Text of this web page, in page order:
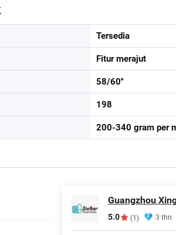
Tersedia
Fitur merajut
58/60''
198
200-340 gram per
5.0 (1) 3 thn